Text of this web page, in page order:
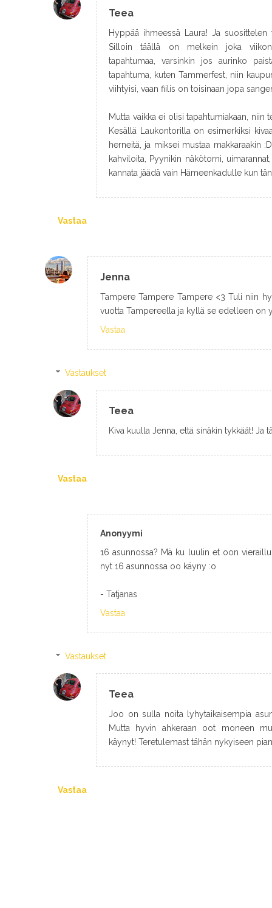
Teea
Hyppää ihmeessä Laura! Ja
Silloin täällä on melkein joka
tapahtumaa, varsinkin jos aurinko
tapahtuma, kuten Tammerfest, niin
viihtyisi, vaan fiilis on toisinaan jopa
Mutta vaikka ei olisi tapahtumiakaan, niin
Kesällä Laukontorilla on esimerkiksi
herneitä, ja miksei mustaa makkaraakin
kahviloita, Pyynikin näkötorni,
kannata jäädä vain Hämeenkadulle kun
Vastaa
Jenna
Tampere Tampere Tampere <3 Tuli niin
vuotta Tampereella ja kyllä se edelleen on
Vastaa
Vastaukset
Teea
Kiva kuulla Jenna, että sinäkin tykkäät! Ja
Vastaa
Anonyymi
16 asunnossa? Mä ku luulin et oon
nyt 16 asunnossa oo käyny :o
- Tatjanas
Vastaa
Vastaukset
Teea
Joo on sulla noita lyhytaikaisempia
Mutta hyvin ahkeraan oot moneen
käynyt! Teretulemast tähän nykyiseen
Vastaa